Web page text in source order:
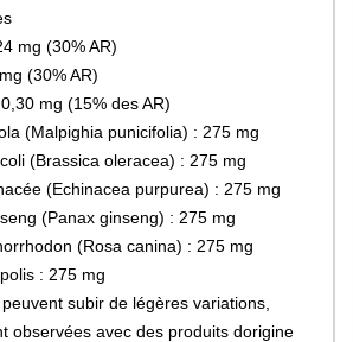
mg (30% AR)
(30% AR)
mg (15% des AR)
(Malpighia punicifolia) : 275 mg
(Brassica oleracea) : 275 mg
(Echinacea purpurea) : 275 mg
(Panax ginseng) : 275 mg
(Rosa canina) : 275 mg
: 275 mg
subir de légères variations,
observées avec des produits dorigine